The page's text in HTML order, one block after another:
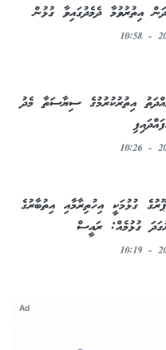
އިތުރުވުމާ ދެމެދުގައިވާ ގުޅުން
އިތުރުކުރުމުގެ ސިޔާސަތާ މެދު
ގުޅުމަކީ އިހުތިރާމާއި އިތުބާރުގެ
ގުޅުމެއް: ރައީސް
Ad